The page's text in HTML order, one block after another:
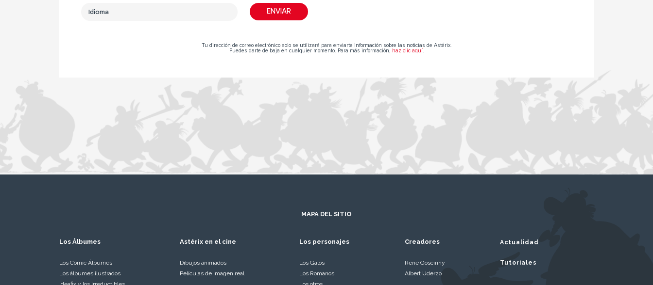
Tu dirección de correo electrónico solo se utilizará para enviarte información sobre las noticias de Astérix.
Puedes darte de baja en cualquier momento. Para más información,
haz clic aquí.
MAPA DEL SITIO
Los Álbumes
Los Cómic Álbumes
Los álbumes ilustrados
Astérix en el cine
Dibujos animados
Películas de imagen real
Los personajes
Los Galos
Los Romanos
Creadores
René Goscinny
Albert Uderzo
Actualidad
Tutoriales